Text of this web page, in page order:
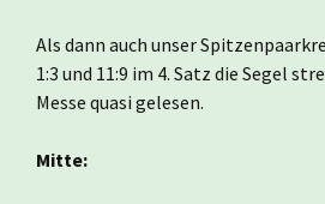
Als dann auch unser
1:3 und 11:9 im 4. Satz die Segel
Messe quasi gelesen.
Mitte: